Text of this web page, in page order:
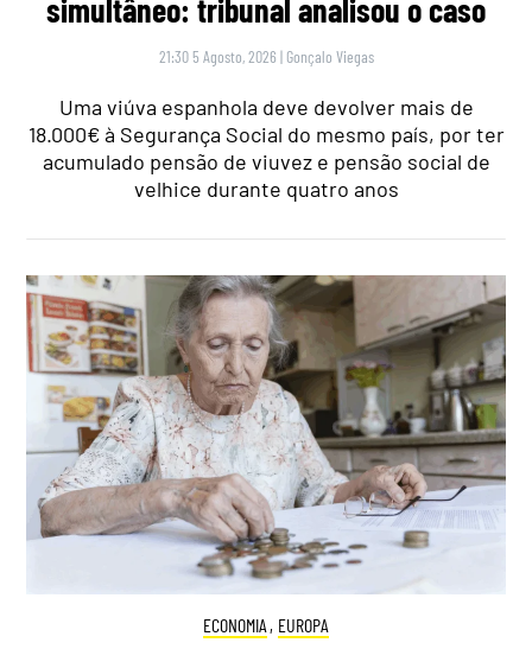
simultâneo: tribunal analisou o caso
21:30 5 Agosto, 2026 | Gonçalo Viegas
Uma viúva espanhola deve devolver mais de
18.000€ à Segurança Social do mesmo país, por ter
acumulado pensão de viuvez e pensão social de
velhice durante quatro anos
ECONOMIA , EUROPA